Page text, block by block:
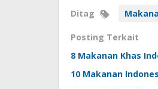
Ditag
Posting Terkait
8 Makanan Khas
10 Makanan